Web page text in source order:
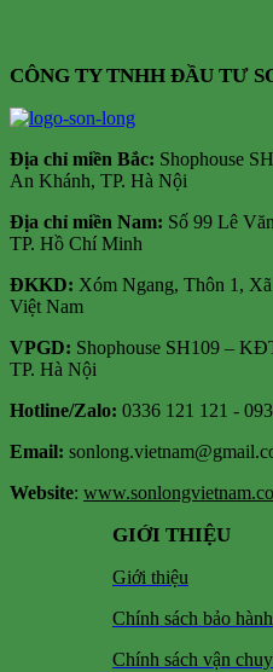
CÔNG TY TNHH ĐẦU TƯ
Địa chỉ miền Bắc: Shophouse
An Khánh, TP. Hà Nội
Địa chỉ miền Nam: Số 99 Lê
TP. Hồ Chí Minh
ĐKKD: Xóm Ngang, Thôn 1,
Việt Nam
VPGD: Shophouse SH109 –
TP. Hà Nội
Hotline/Zalo: 0336 121 121 -
Email:
Website:
GIỚI THIỆU
Giới thiệu
Chính sách bảo hành
Chính sách vận